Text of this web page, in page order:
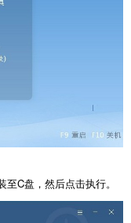
至C盘，然后点击执行。